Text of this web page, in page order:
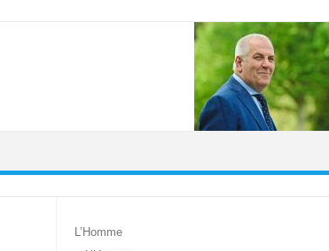
L’Homme